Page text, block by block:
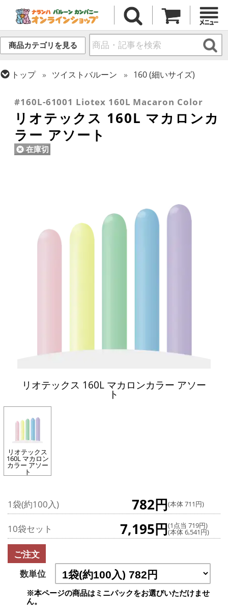
商品カテゴリを見る
トップ ツイストバルーン
160 (細いサイズ)
#160L-61001 Liotex 160L Macaron Color
リオテックス 160L マカロンカ
ラー アソート
在庫切
リオテックス 160L マカロンカラー アソー
ト
リオテックス
160L マカロン
カラー アソー
ト
1袋(約100入) 782円(本体 711円)
10袋セット 7,195円(1点当 719円)
(本体 6,541円)
ご注文
数単位
※本ページの商品はミニパックをお選びいただけませ
ん。